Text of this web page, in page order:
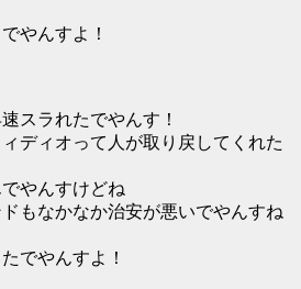
やんすよ！
スラれたでやんす！
ディオって人が取り戻してくれた
やんすけどね
もなかなか治安が悪いでやんすね
でやんすよ！